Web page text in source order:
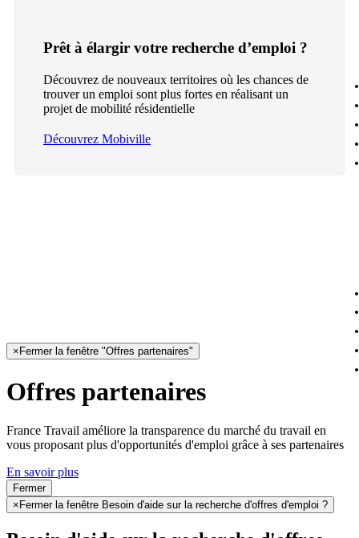
Prêt à élargir votre recherche d’emploi ?
Découvrez de nouveaux territoires où les chances de
trouver un emploi sont plus fortes en réalisant un
projet de mobilité résidentielle
Découvrez Mobiville
× Fermer la fenêtre "Offres partenaires"
Offres partenaires
France Travail améliore la transparence du marché du travail en
vous proposant plus d'opportunités d'emploi grâce à ses partenaires
En savoir plus
Fermer
× Fermer la fenêtre Besoin d'aide sur la recherche d'offres d'emploi ?